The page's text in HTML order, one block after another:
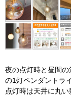
夜の点灯時と昼間
の1灯ペンダントラ
点灯時は天井に丸